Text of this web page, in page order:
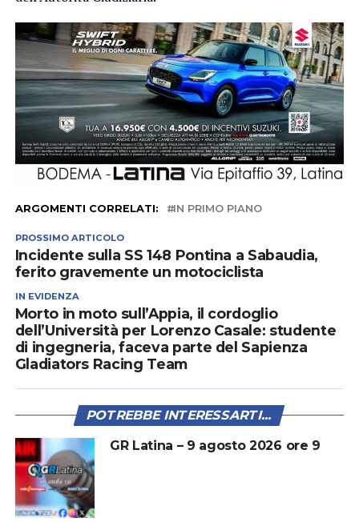
ARGOMENTI CORRELATI: IN PRIMO PIANO
PROSSIMO ARTICOLO
Incidente sulla SS 148 Pontina a Sabaudia,
ferito gravemente un motociclista
IN EVIDENZA
Morto in moto sull’Appia, il cordoglio
dell’Università per Lorenzo Casale: studente
di ingegneria, faceva parte del Sapienza
Gladiators Racing Team
POTREBBE INTERESSARTI...
GR Latina – 9 agosto 2026 ore 9